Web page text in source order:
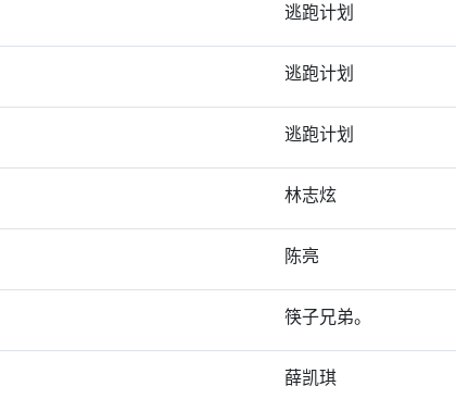
逃跑计划
逃跑计划
逃跑计划
林志炫
陈亮
筷子兄弟。
薛凯琪